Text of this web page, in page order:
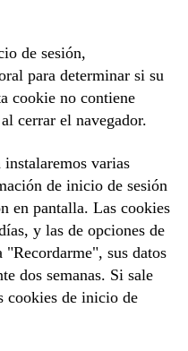
de sesión,
para determinar si su
cookie no contiene
cerrar el navegador.
varias
de inicio de sesión
en pantalla. Las cookies
y las de opciones de
sus datos
dos semanas. Si sale
cookies de inicio de